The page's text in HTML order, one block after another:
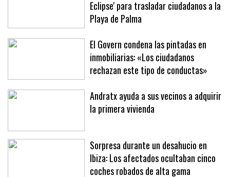
La EMT Palma crea la línea de bus '00
Eclipse' para trasladar ciudadanos a la
Playa de Palma
El Govern condena las pintadas en
inmobiliarias: «Los ciudadanos
rechazan este tipo de conductas»
Andratx ayuda a sus vecinos a adquirir
Sorpresa durante un desahucio en